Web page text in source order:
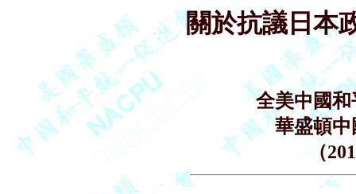
關於抗議日本
全美中國
華盛頓
（